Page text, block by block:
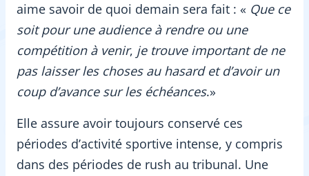
aime savoir de quoi demain sera fait : « Que ce
soit pour une audience à rendre ou une
compétition à venir, je trouve important de ne
pas laisser les choses au hasard et d’avoir un
coup d’avance sur les échéances.»
Elle assure avoir toujours conservé ces
périodes d’activité sportive intense, y compris
dans des périodes de rush au tribunal. Une